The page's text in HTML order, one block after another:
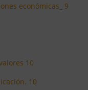
económicas_ 9
10
10